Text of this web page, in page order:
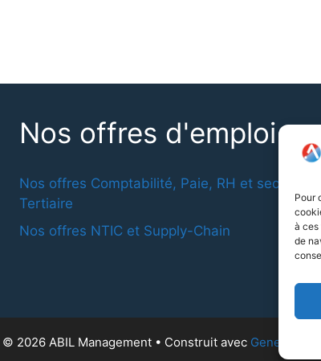
Pour
à ces
de
Nos offres d'emploi
Nos offres Comptabilité, Paie, RH et secteur
Tertiaire
Nos offres NTIC et Supply-Chain
© 2026 ABIL Management • Construit avec